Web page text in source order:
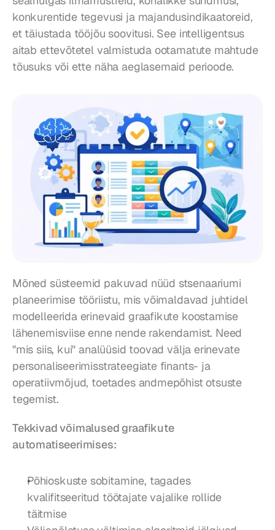
konkurentide tegevusi ja majandusindikaatoreid,
et täiustada tööjõu soovitusi. See intelligentsus
aitab ettevõtetel valmistuda ootamatute mahtude
tõusuks või ette näha aeglasemaid perioode.
Mõned süsteemid pakuvad nüüd stsenaariumi
planeerimise tööriistu, mis võimaldavad juhtidel
modelleerida erinevaid graafikute koostamise
lähenemisviise enne nende rakendamist. Need
"mis siis, kui" analüüsid toovad välja erinevate
personaliseerimisstrateegiate finants- ja
operatiivmõjud, toetades andmepõhist otsuste
tegemist.
Tekkivad võimalused graafikute
automatiseerimises:
Põhioskuste sobitamine, tagades
kvalifitseeritud töötajate vajalike rollide
täitmise